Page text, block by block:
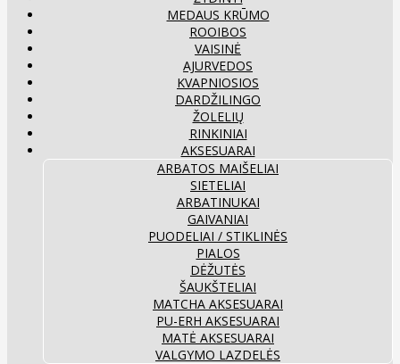
MEDAUS KRŪMO
ROOIBOS
VAISINĖ
AJURVEDOS
KVAPNIOSIOS
DARDŽILINGO
ŽOLELIŲ
RINKINIAI
AKSESUARAI
ARBATOS MAIŠELIAI
SIETELIAI
ARBATINUKAI
GAIVANIAI
PUODELIAI / STIKLINĖS
PIALOS
DĖŽUTĖS
ŠAUKŠTELIAI
MATCHA AKSESUARAI
PU-ERH AKSESUARAI
MATĖ AKSESUARAI
VALGYMO LAZDELĖS